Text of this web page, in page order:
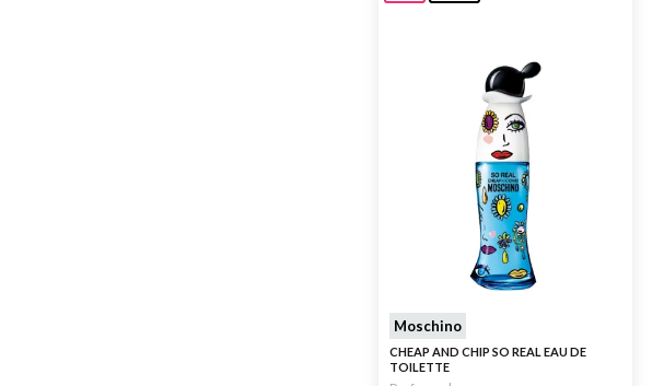
Moschino
CHEAP AND CHIP SO REAL EAU DE
TOILETTE